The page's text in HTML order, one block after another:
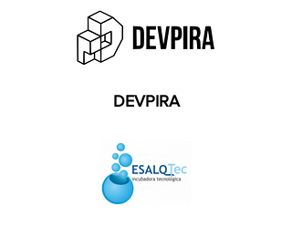
DEVPIRA